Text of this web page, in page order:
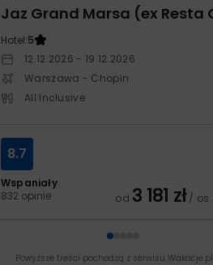
Hotel:5
12.12.2026 - 19.12.2026
Warszawa - Chopin
All Inclusive
Wspaniały
832 opinie
8.7
od 3 181 zł/ os.
Powyższe treści pochodzą z serwisu Wakacje.pl